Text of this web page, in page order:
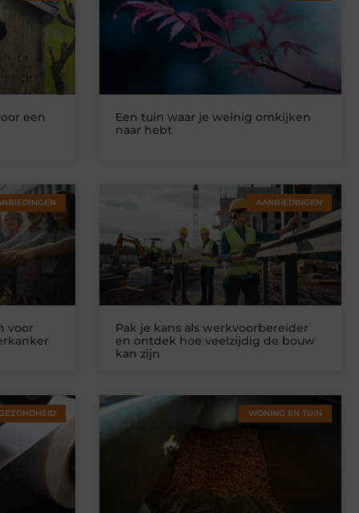
een
Een tuin waar je weinig omkijken
naar hebt
voor
AANBIEDINGEN
Pak je kans als werkvoorbereider
en ontdek hoe veelzijdig de bouw
kan zijn
WONING EN TUIN